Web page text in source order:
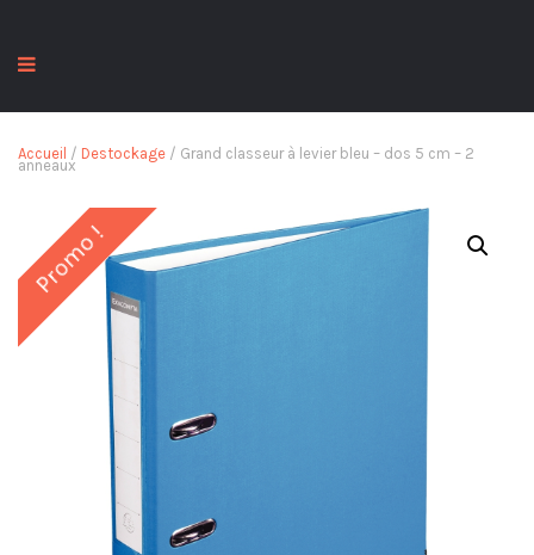
Accueil / Destockage / Grand classeur à levier bleu – dos 5 cm – 2
anneaux
Promo !